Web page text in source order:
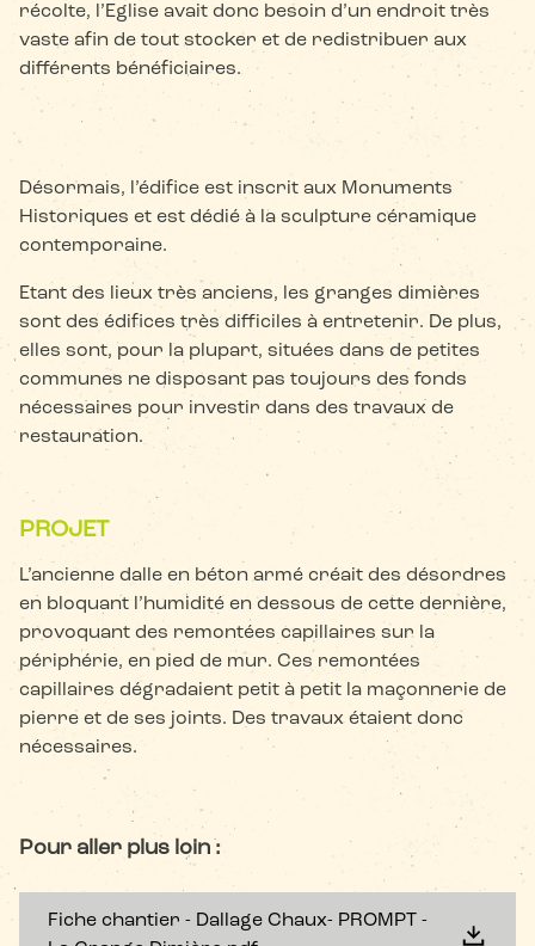
récolte, l’Eglise avait donc besoin d’un endroit très
vaste afin de tout stocker et de redistribuer aux
différents bénéficiaires.
Désormais, l’édifice est inscrit aux Monuments
Historiques et est dédié à la sculpture céramique
contemporaine.
Etant des lieux très anciens, les granges dimières
sont des édifices très difficiles à entretenir. De plus,
elles sont, pour la plupart, situées dans de petites
communes ne disposant pas toujours des fonds
nécessaires pour investir dans des travaux de
restauration.
PROJET
L’ancienne dalle en béton armé créait des désordres
en bloquant l’humidité en dessous de cette dernière,
provoquant des remontées capillaires sur la
périphérie, en pied de mur. Ces remontées
capillaires dégradaient petit à petit la maçonnerie de
pierre et de ses joints. Des travaux étaient donc
nécessaires.
Pour aller plus loin :
Fiche chantier - Dallage Chaux- PROMPT -